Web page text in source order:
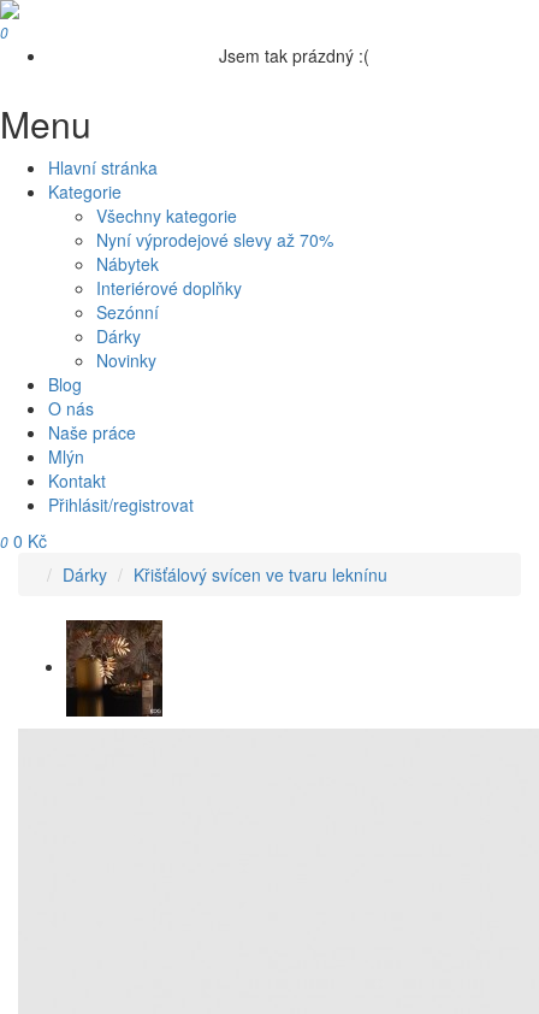
0
Jsem tak prázdný :(
Menu
Hlavní stránka
Kategorie
Všechny kategorie
Nyní výprodejové slevy až 70%
Nábytek
Interiérové doplňky
Sezónní
Dárky
Novinky
Blog
O nás
Naše práce
Mlýn
Kontakt
Přihlásit/registrovat
0 0 Kč
Dárky
Křišťálový svícen ve tvaru leknínu